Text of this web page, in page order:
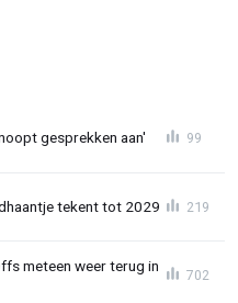
gesprekken aan' 99
tekent tot 2029 219
meteen weer terug in
702